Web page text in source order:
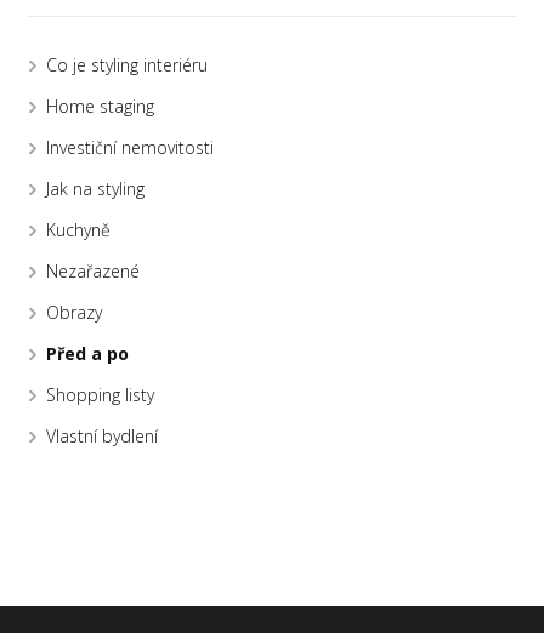
Co je styling interiéru
Home staging
Investiční nemovitosti
Jak na styling
Kuchyně
Nezařazené
Obrazy
Před a po
Shopping listy
Vlastní bydlení